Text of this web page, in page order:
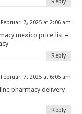
Februari 7, 2025 at 2:06 am
mexico price list –
Reply
Februari 7, 2025 at 6:05 am
pharmacy delivery
Reply